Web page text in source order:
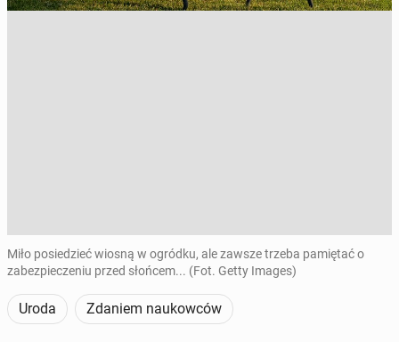
Miło posiedzieć wiosną w ogródku, ale zawsze trzeba pamiętać o
zabezpieczeniu przed słońcem... (Fot. Getty Images)
Uroda Zdaniem naukowców